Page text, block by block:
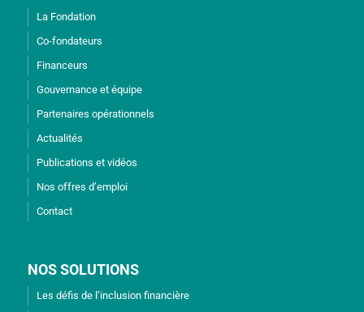
La Fondation
Co-fondateurs
Financeurs
Gouvernance et équipe
Partenaires opérationnels
Actualités
Publications et vidéos
Nos offres d’emploi
Contact
NOS SOLUTIONS
Les défis de l’inclusion financière